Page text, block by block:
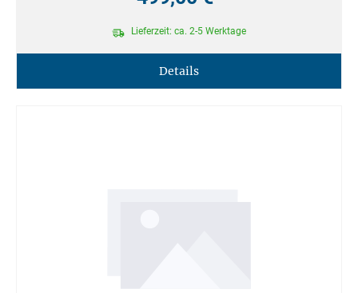
Lieferzeit: ca. 2-5 Werktage
Details